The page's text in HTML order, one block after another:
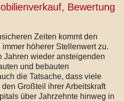
Bewertung
Zeiten kommt den
immer höherer Stellenwert zu.
Jahren wieder ansteigenden
und bebauten
die Tatsache, dass viele
den Großteil ihrer Arbeitskraft
über Jahrzehnte hinweg in